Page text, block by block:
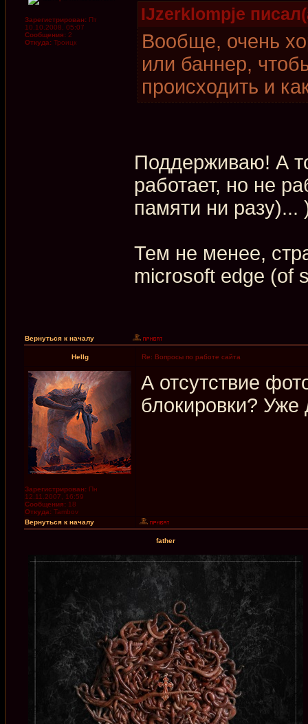
Зарегистрирован: Пт
10.10.2008, 05:07
Сообщения: 2
Откуда: Троицк
IJzerklompje
Вообще, очень
или баннер,
происходить и
Поддерживаю! А
работает, но не
памяти ни разу)...
Тем не менее,
microsoft edge (of
Вернуться к началу
Hellg Re: Вопросы по работе сайта
Зарегистрирован: Пн
12.11.2007, 16:59
Сообщения: 18
Откуда: Tambov
А отсутствие
блокировки?
Вернуться к началу
father